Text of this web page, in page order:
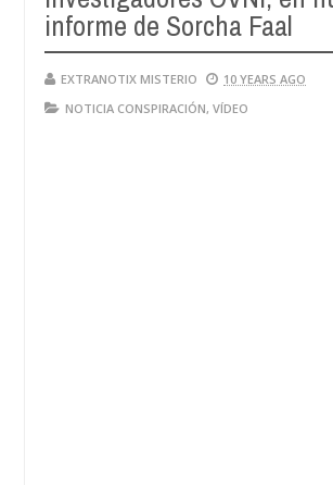
informe de Sorcha Faal
EXTRANOTIX MISTERIO
10 YEARS AGO
NOTICIA CONSPIRACIÓN, VÍDEO